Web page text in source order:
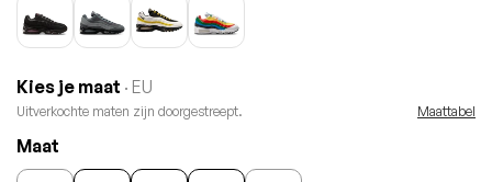
Kies je maat · EU
Uitverkochte maten zijn doorgestreept. Maattabel
Maat